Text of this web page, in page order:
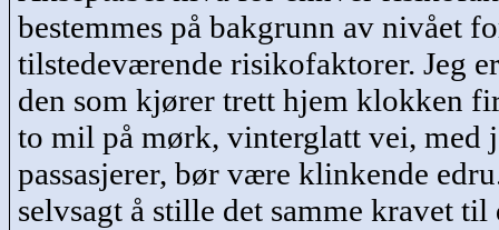
bestemmes på bakgrunn av nivået
tilstedeværende risikofaktorer. Jeg
den som kjører trett hjem klokken
to mil på mørk, vinterglatt vei, med
passasjerer, bør være klinkende
selvsagt å stille det samme kravet til